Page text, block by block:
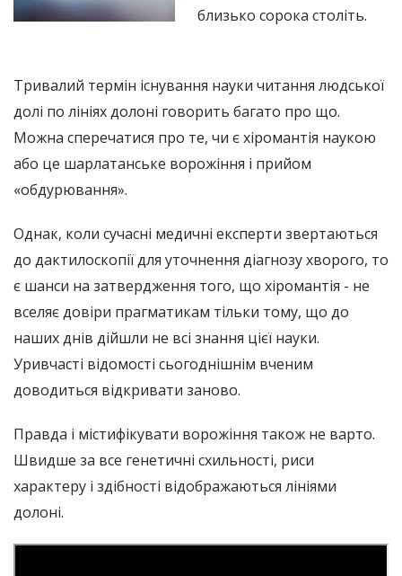
близько сорока століть.
Тривалий термін існування науки читання людської
долі по лініях долоні говорить багато про що.
Можна сперечатися про те, чи є хіромантія наукою
або це шарлатанське ворожіння і прийом
«обдурювання».
Однак, коли сучасні медичні експерти звертаються
до дактилоскопії для уточнення діагнозу хворого, то
є шанси на затвердження того, що хіромантія - не
вселяє довіри прагматикам тільки тому, що до
наших днів дійшли не всі знання цієї науки.
Уривчасті відомості сьогоднішнім вченим
доводиться відкривати заново.
Правда і містифікувати ворожіння також не варто.
Швидше за все генетичні схильності, риси
характеру і здібності відображаються лініями
долоні.